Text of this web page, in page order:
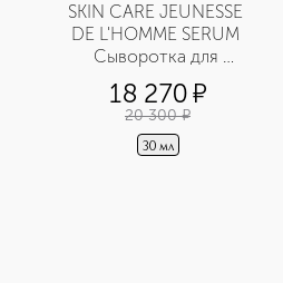
SKIN CARE JEUNESSE
DE L'HOMME SERUM
Сыворотка для
мужской кожи
антивозрастная
универсальная
18 270¤
20 300 ¤
30 мл